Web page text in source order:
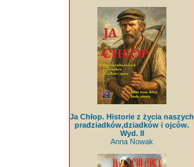
Ja Chłop. Historie z życia naszych
pradziadków,dziadków i ojców.
Wyd. II
Anna Nowak